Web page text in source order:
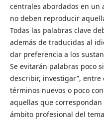
centrales abordados en un
no deben reproducir
Todas las palabras clave
además de traducidas al
dar preferencia a los
Se evitarán palabras poco
describir, investigar”,
términos nuevos o poco
aquellas que
ámbito profesional del